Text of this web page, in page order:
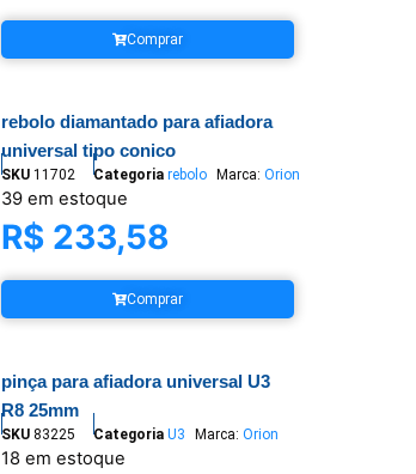
Comprar
rebolo diamantado para afiadora
universal tipo conico
SKU 11702 Categoria rebolo Marca: Orion
39 em estoque
R$ 233,58
Comprar
pinça para afiadora universal U3
R8 25mm
SKU 83225 Categoria U3 Marca: Orion
18 em estoque